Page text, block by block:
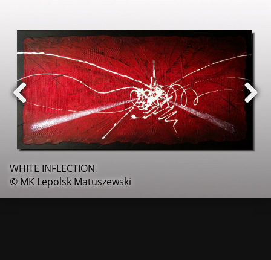
WHITE INFLECTION
© MK Lepolsk Matuszewski